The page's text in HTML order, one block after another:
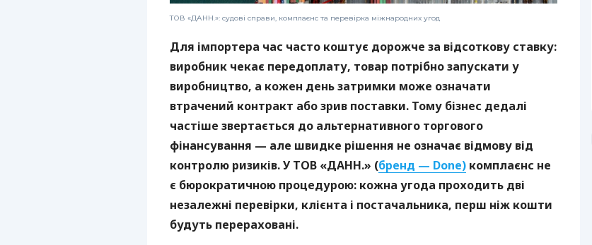
ТОВ «ДАНН.»: судові справи, комплаєнс та перевірка міжнародних угод
Для імпортера час часто коштує дорожче за відсоткову ставку:
виробник чекає передоплату, товар потрібно запускати у
виробництво, а кожен день затримки може означати
втрачений контракт або зрив поставки. Тому бізнес дедалі
частіше звертається до альтернативного торгового
фінансування — але швидке рішення не означає відмову від
контролю ризиків. У ТОВ «ДАНН.» (бренд — Done) комплаєнс не
є бюрократичною процедурою: кожна угода проходить дві
незалежні перевірки, клієнта і постачальника, перш ніж кошти
будуть перераховані.